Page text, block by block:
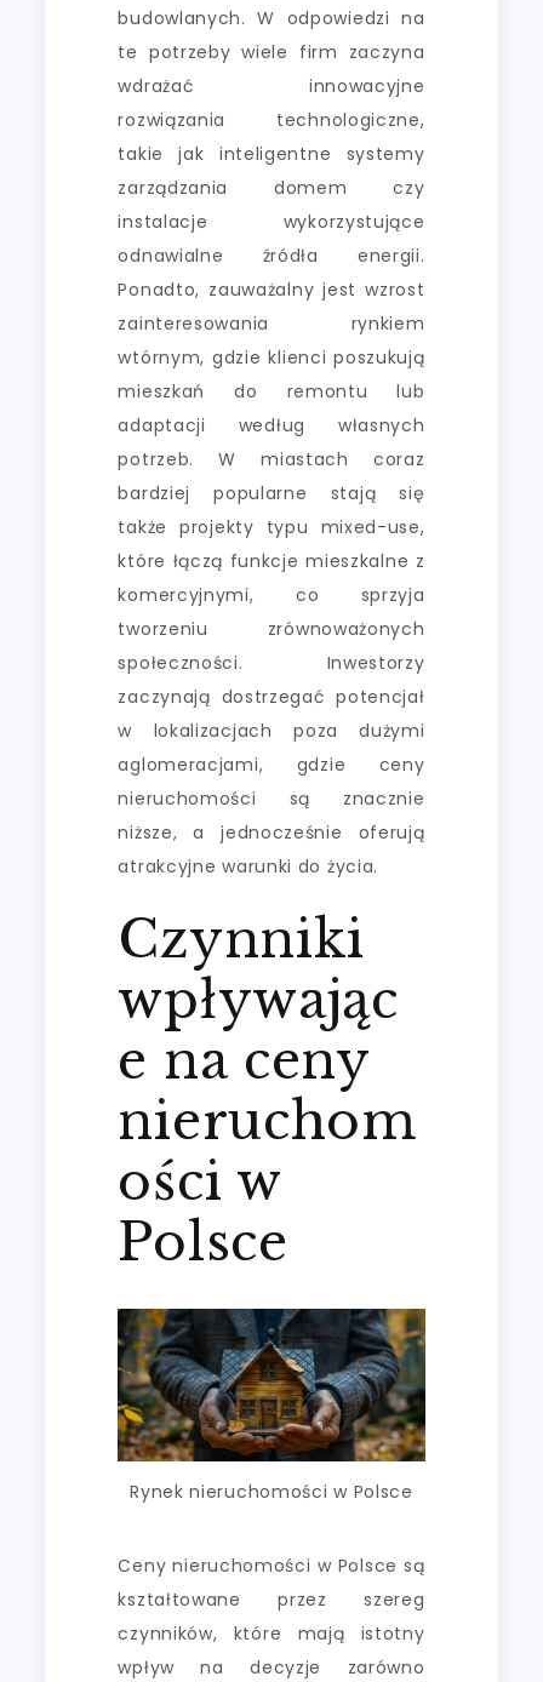
budowlanych. W odpowiedzi na
te potrzeby wiele firm zaczyna
wdrażać innowacyjne
rozwiązania technologiczne,
takie jak inteligentne systemy
zarządzania domem czy
instalacje wykorzystujące
odnawialne źródła energii.
Ponadto, zauważalny jest wzrost
zainteresowania rynkiem
wtórnym, gdzie klienci poszukują
mieszkań do remontu lub
adaptacji według własnych
potrzeb. W miastach coraz
bardziej popularne stają się
także projekty typu mixed-use,
które łączą funkcje mieszkalne z
komercyjnymi, co sprzyja
tworzeniu zrównoważonych
społeczności. Inwestorzy
zaczynają dostrzegać potencjał
w lokalizacjach poza dużymi
aglomeracjami, gdzie ceny
nieruchomości są znacznie
niższe, a jednocześnie oferują
atrakcyjne warunki do życia.
Czynniki
wpływając
e na ceny
nieruchom
ości w
Polsce
Rynek nieruchomości w Polsce
Ceny nieruchomości w Polsce są
kształtowane przez szereg
czynników, które mają istotny
wpływ na decyzje zarówno